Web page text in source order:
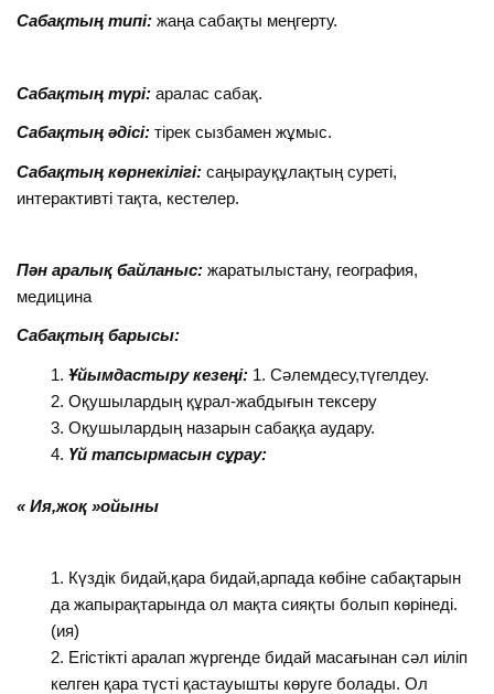
Сабақтың типі:жаңа сабақты меңгерту.
Сабақтың түрі:аралас сабақ.
Сабақтың әдісі:тірек сызбамен жұмыс.
Сабақтың көрнекілігі: саңырауқұлақтың суреті,
интерактивті тақта, кестелер.
Пән аралық байланыс: жаратылыстану, география,
медицина
Сабақтың барысы:
Ұйымдастыру кезеңі:1. Сәлемдесу,түгелдеу.
Оқушылардың құрал-жабдығын тексеру
Оқушылардың назарын сабаққа аудару.
Үй тапсырмасын сұрау:
« Ия,жоқ »ойыны
Күздік бидай,қара бидай,арпада көбіне сабақтарын
да жапырақтарында ол мақта сияқты болып көрінеді.
(ия)
Егістікті аралап жүргенде бидай масағынан сәл иіліп
келген қара түсті қастауышты көруге болады. Ол